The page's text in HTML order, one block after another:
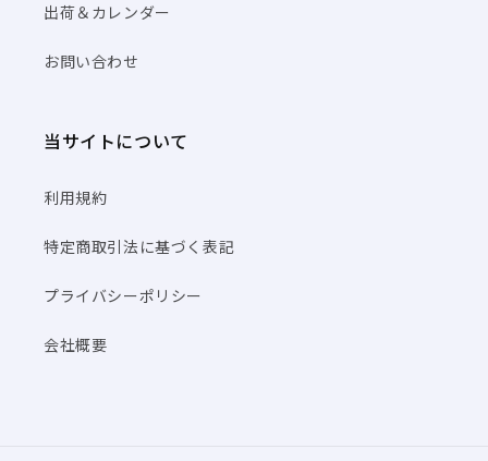
出荷＆カレンダー
お問い合わせ
当サイトについて
利用規約
特定商取引法に基づく表記
プライバシーポリシー
会社概要